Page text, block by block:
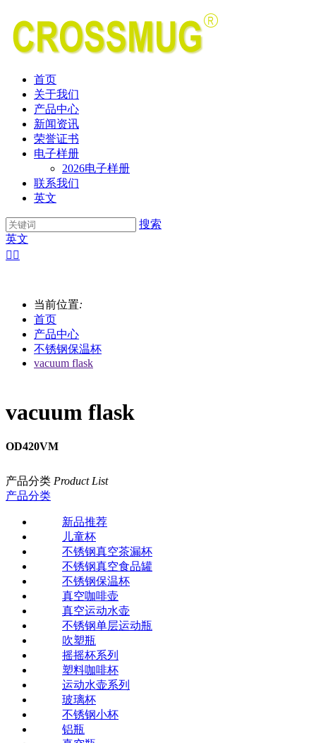
首页
关于我们
产品中心
新闻资讯
荣誉证书
电子样册
2026电子样册
联系我们
英文
搜索
英文
 
当前位置:
首页
产品中心
不锈钢保温杯
vacuum flask
vacuum flask
OD420VM
产品分类 Product List
产品分类
新品推荐
儿童杯
不锈钢真空茶漏杯
不锈钢真空食品罐
不锈钢保温杯
真空咖啡壶
真空运动水壶
不锈钢单层运动瓶
吹塑瓶
摇摇杯系列
塑料咖啡杯
运动水壶系列
玻璃杯
不锈钢小杯
铝瓶